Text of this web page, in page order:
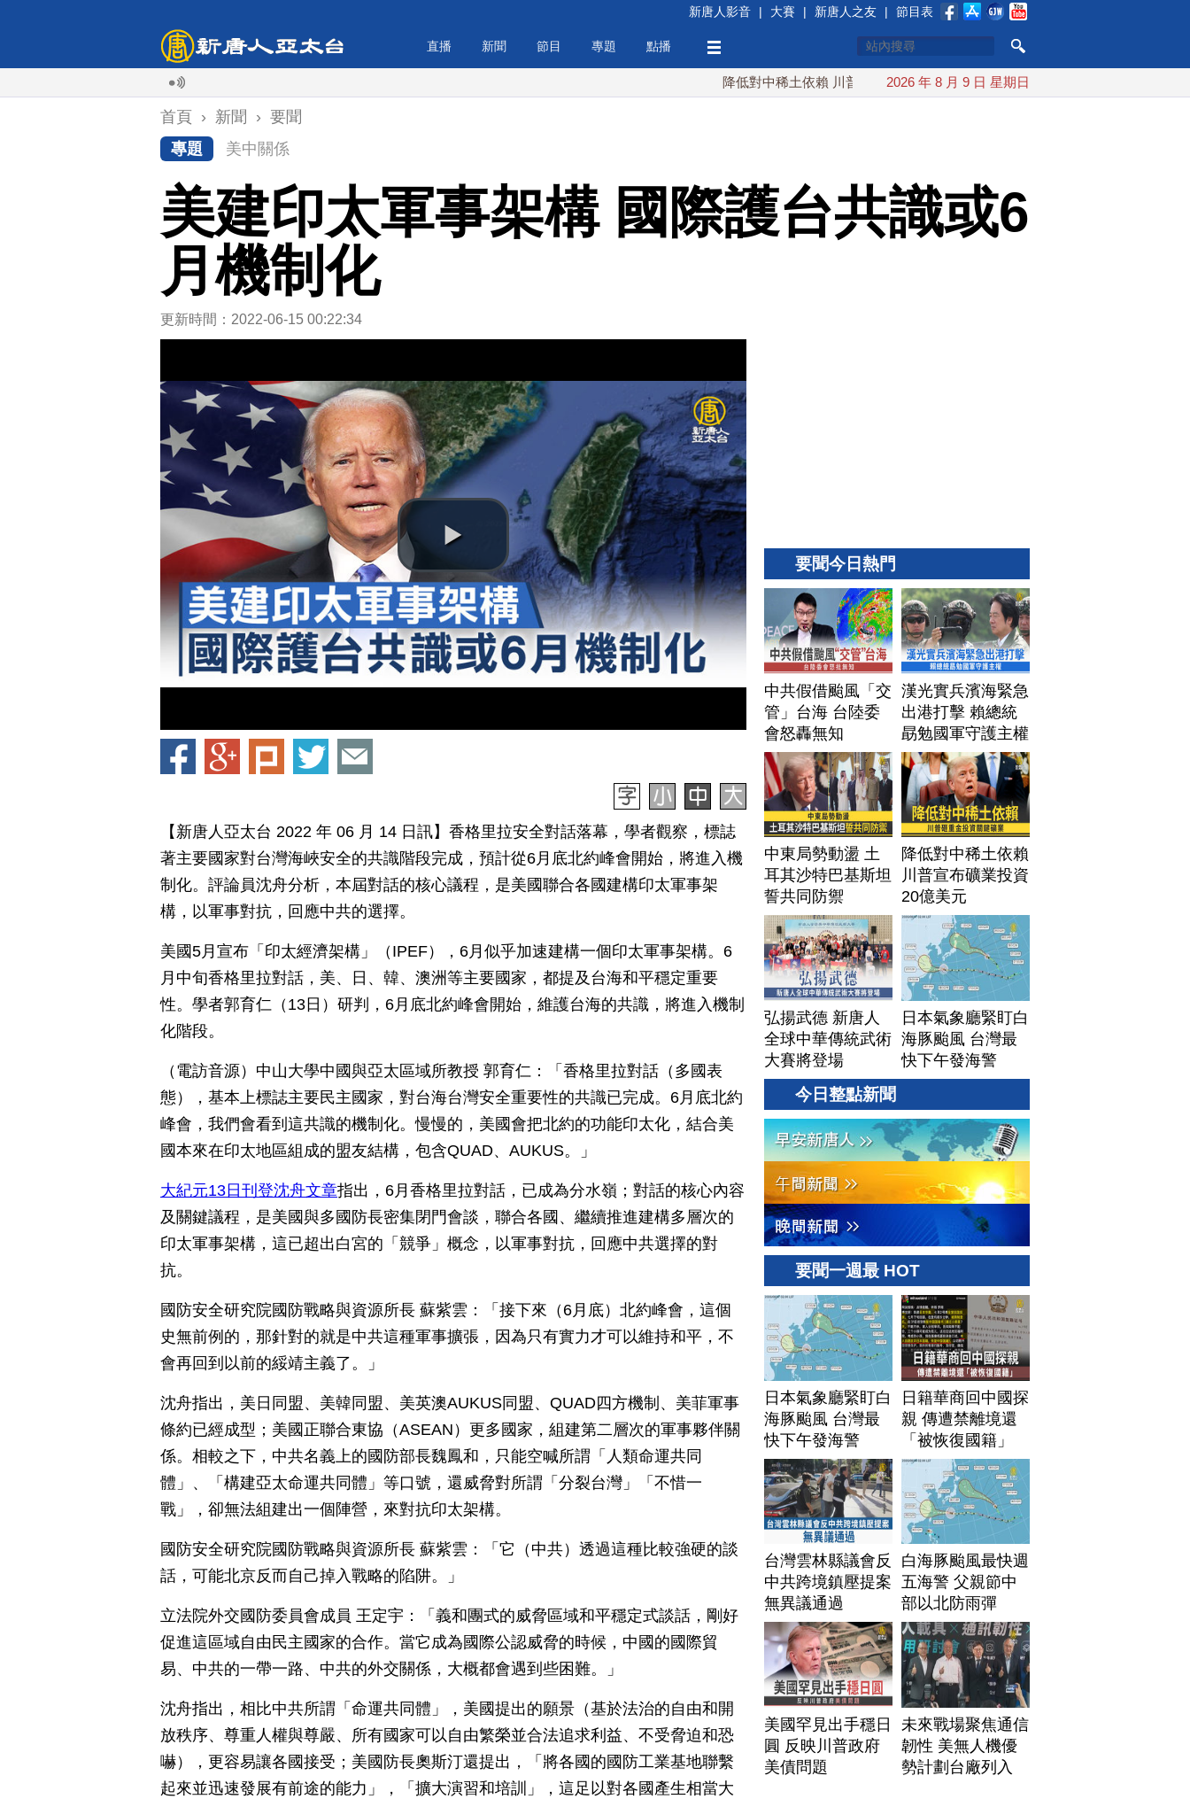
新唐人影音 | 大賽 | 新唐人之友 | 節目表
直播 新聞 節目 專題 點播
降低對中稀土依賴 川普宣布礦業投資20億美元 中東局勢動盪 土耳其沙特巴基斯坦
2026 年 8 月 9 日 星期日
首頁 › 新聞 › 要聞
專題
美中關係
美建印太軍事架構 國際護台共識或6
月機制化
更新時間：2022-06-15 00:22:34
【新唐人亞太台 2022 年 06 月 14 日訊】香格里拉安全對話落幕，學者觀察，標誌
著主要國家對台灣海峽安全的共識階段完成，預計從6月底北約峰會開始，將進入機
制化。評論員沈舟分析，本屆對話的核心議程，是美國聯合各國建構印太軍事架
構，以軍事對抗，回應中共的選擇。
美國5月宣布「印太經濟架構」（IPEF），6月似乎加速建構一個印太軍事架構。6
月中旬香格里拉對話，美、日、韓、澳洲等主要國家，都提及台海和平穩定重要
性。學者郭育仁（13日）研判，6月底北約峰會開始，維護台海的共識，將進入機制
化階段。
（電訪音源）中山大學中國與亞太區域所教授 郭育仁：「香格里拉對話（多國表
態），基本上標誌主要民主國家，對台海台灣安全重要性的共識已完成。6月底北約
峰會，我們會看到這共識的機制化。慢慢的，美國會把北約的功能印太化，結合美
國本來在印太地區組成的盟友結構，包含QUAD、AUKUS。」
大紀元13日刊登沈舟文章指出，6月香格里拉對話，已成為分水嶺；對話的核心內容
及關鍵議程，是美國與多國防長密集閉門會談，聯合各國、繼續推進建構多層次的
印太軍事架構，這已超出白宮的「競爭」概念，以軍事對抗，回應中共選擇的對
抗。
國防安全研究院國防戰略與資源所長 蘇紫雲：「接下來（6月底）北約峰會，這個
史無前例的，那針對的就是中共這種軍事擴張，因為只有實力才可以維持和平，不
會再回到以前的綏靖主義了。」
沈舟指出，美日同盟、美韓同盟、美英澳AUKUS同盟、QUAD四方機制、美菲軍事
條約已經成型；美國正聯合東協 （ASEAN） 更多國家，組建第二層次的軍事夥伴關
係。相較之下，中共名義上的國防部長魏鳳和，只能空喊所謂「人類命運共同
體」、「構建亞太命運共同體」等口號，還威脅對所謂「分裂台灣」「不惜一
戰」，卻無法組建出一個陣營，來對抗印太架構。
國防安全研究院國防戰略與資源所長 蘇紫雲：「它（中共）透過這種比較強硬的談
話，可能北京反而自己掉入戰略的陷阱。」
立法院外交國防委員會成員 王定宇：「義和團式的威脅區域和平穩定式談話，剛好
促進這區域自由民主國家的合作。當它成為國際公認威脅的時候，中國的國際貿
易、中共的一帶一路、中共的外交關係，大概都會遇到些困難。」
沈舟指出，相比中共所謂「命運共同體」，美國提出的願景（基於法治的自由和開
放秩序、尊重人權與尊嚴、所有國家可以自由繁榮並合法追求利益、不受脅迫和恐
嚇），更容易讓各國接受；美國防長奧斯汀還提出，「將各國的國防工業基地聯繫
起來並迅速發展有前途的能力」，「擴大演習和培訓」，這足以對各國產生相當大
要聞今日熱門
中共假借颱風「交
管」台海 台陸委
會怒轟無知
漢光實兵濱海緊急
出港打擊 賴總統
勗勉國軍守護主權
中東局勢動盪 土
耳其沙特巴基斯坦
誓共同防禦
降低對中稀土依賴
川普宣布礦業投資
20億美元
弘揚武德 新唐人
全球中華傳統武術
大賽將登場
日本氣象廳緊盯白
海豚颱風 台灣最
快下午發海警
今日整點新聞
要聞一週最 HOT
日本氣象廳緊盯白
海豚颱風 台灣最
快下午發海警
日籍華商回中國探
親 傳遭禁離境還
「被恢復國籍」
台灣雲林縣議會反
中共跨境鎮壓提案
無異議通過
白海豚颱風最快週
五海警 父親節中
部以北防雨彈
美國罕見出手穩日
圓 反映川普政府
美債問題
未來戰場聚焦通信
韌性 美無人機優
勢計劃台廠列入